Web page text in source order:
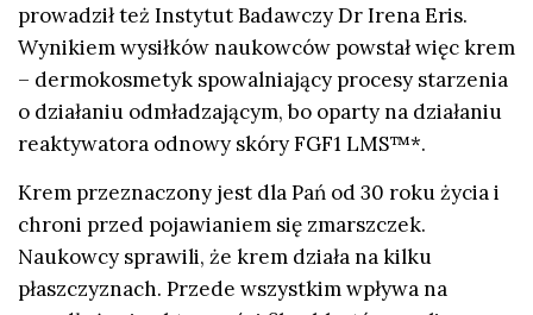
prowadził też Instytut Badawczy Dr Irena Eris.
Wynikiem wysiłków naukowców powstał więc krem
– dermokosmetyk spowalniający procesy starzenia
o działaniu odmładzającym, bo oparty na działaniu
reaktywatora odnowy skóry FGF1 LMS™*.
Krem przeznaczony jest dla Pań od 30 roku życia i
chroni przed pojawianiem się zmarszczek.
Naukowcy sprawili, że krem działa na kilku
płaszczyznach. Przede wszystkim wpływa na